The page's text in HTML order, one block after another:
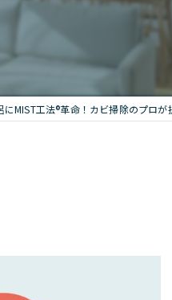
にMIST工法®革命！カビ掃除のプロ